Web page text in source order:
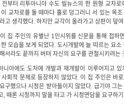
전부터 리투아니아 수도 빌뉴스의 한 원형 교차로
이 교차로를 돌 때마다 홀로 덩그러니 서 있는 목
고 생각했다. 하지만 교각이 올라가고 상판이 덮
집 주인의 유별난 1인시위를 신문을 통해 접하
한 모습을 보게 되었다. 도시개발에 늘 따르는 요
서라도 끝까지 버텨 자신의 요구를 관철시키려는
니아에도 도처에 개발과 재개발이 이루어지고 있
사회적 문제로 등장하지 않았다. 이 집 주인은 바
구했으나 시청은 받아들이지 않았다. 급기야 그
, 때론 시청까지 말을 타고 가 시청면담을 요구하